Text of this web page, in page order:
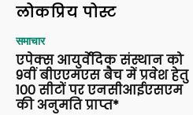
लोकप्रिय पोस्ट
समाचार
एपेक्स आयुर्वेदिक संस्थान को
9वीं बीएएमएस बैच में प्रवेश हेतु
100 सीटों पर एनसीआईएसएम
की अनुमति प्राप्त*